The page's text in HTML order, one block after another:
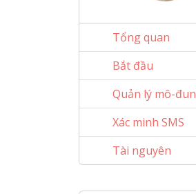
Tổng quan
Bắt đầu
Quản lý mô-đun
Xác minh SMS
Tài nguyên